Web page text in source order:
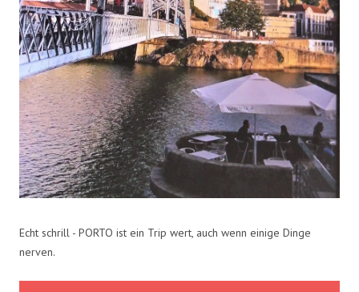
Echt schrill - PORTO ist ein Trip wert, auch wenn einige Dinge
nerven.